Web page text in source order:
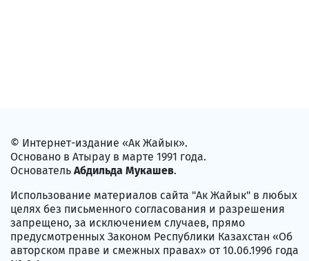
© Интернет-издание «Ак Жайык».
Основано в Атырау в марте 1991 года.
Основатель Абдильда Мукашев.
Использование материалов сайта "Ак Жайык" в любых
целях без письменного согласования и разрешения
запрещено, за исключением случаев, прямо
предусмотренных Законом Республики Казахстан «Об
авторском праве и смежных правах» от 10.06.1996 года